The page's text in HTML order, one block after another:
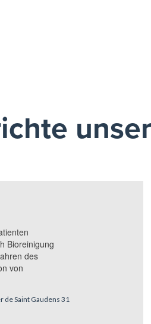
Bioreinigung
des
von
Saint Gaudens 31